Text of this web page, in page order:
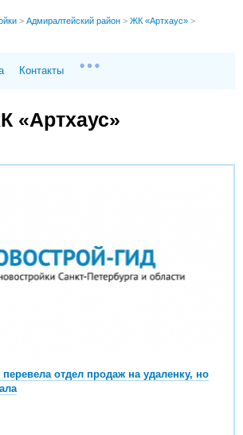
> Адмиралтейский район > ЖК «Артхаус» >
Контакты
«Артхаус»
перевела отдел продаж на удаленку, но